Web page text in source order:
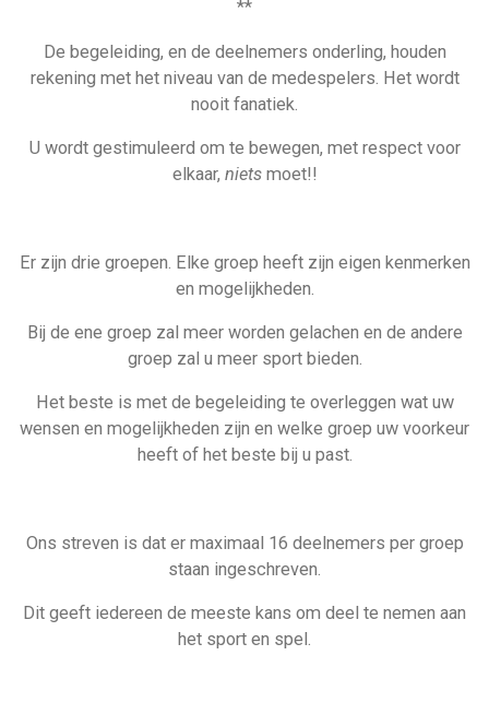
**
De begeleiding, en de deelnemers onderling, houden
rekening met het niveau van de medespelers. Het wordt
nooit fanatiek.
U wordt gestimuleerd om te bewegen, met respect voor
elkaar, nietsmoet!!
Er zijn drie groepen. Elke groep heeft zijn eigen kenmerken
en mogelijkheden.
Bij de ene groep zal meer worden gelachen en de andere
groep zal u meer sport bieden.
Het beste is met de begeleiding te overleggen wat uw
wensen en mogelijkheden zijn en welke groep uw voorkeur
heeft of het beste bij u past.
Ons streven is dat er maximaal 16 deelnemers per groep
staan ingeschreven.
Dit geeft iedereen de meeste kans om deel te nemen aan
het sport en spel.